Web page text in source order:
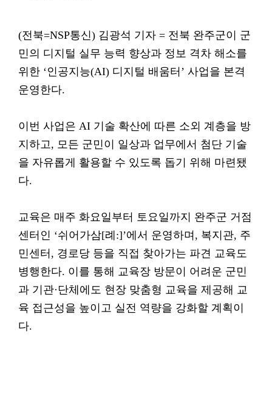
(전북=NSP통신) 김광석 기자 = 전북 완주군이 군
민의 디지털 실무 능력 향상과 정보 격차 해소를
위한 ‘인공지능(AI) 디지털 배움터’ 사업을 본격
운영한다.
이번 사업은 AI 기술 확산에 따른 소외 계층을 방
지하고, 모든 군민이 일상과 업무에서 첨단 기술
을 자유롭게 활용할 수 있도록 돕기 위해 마련됐
다.
교육은 매주 화요일부터 토요일까지 완주군 거점
센터인 ‘쉬어가삼[례:]’에서 운영하며, 복지관, 주
민센터, 경로당 등을 직접 찾아가는 파견 교육도
병행한다. 이를 통해 교육장 방문이 어려운 군민
과 기관·단체에도 현장 맞춤형 교육을 제공해 교
육 접근성을 높이고 실전 역량을 강화할 계획이
다.